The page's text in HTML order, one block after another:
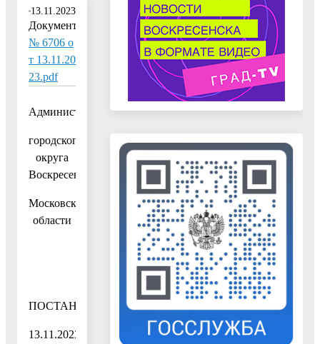
13.11.2023
Документ:
№ 6706 о
т 13.11.20
23.pdf
Администрация
городского
округа
Воскресенск
Московской
области
ПОСТАНОВЛЕНИЕ
13.11.2023